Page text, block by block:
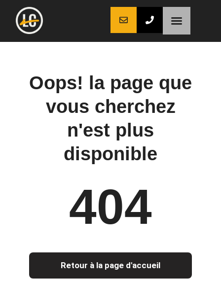
Oops! la page que
vous cherchez
n'est plus
disponible
404
Retour à la page d'accueil